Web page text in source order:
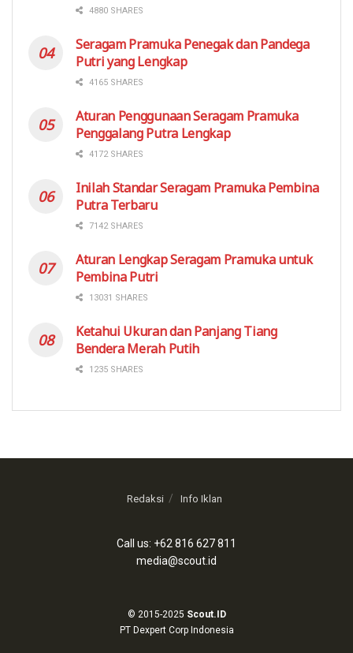
4880 SHARES
Seragam Pramuka Penegak dan Pandega
Putri yang Lengkap
4165 SHARES
Aturan Penggunaan Seragam Pramuka
Penggalang Putra Lengkap
4172 SHARES
Inilah Standar Seragam Pramuka Pembina
Putra Terbaru
7142 SHARES
Aturan Lengkap Seragam Pramuka untuk
Pembina Putri
13031 SHARES
Ketahui Ukuran dan Panjang Tiang
Bendera Merah Putih
1235 SHARES
Redaksi Info Iklan
Call us: +62 816 627 811
media@scout.id
© 2015-2025 Scout.ID
PT Dexpert Corp Indonesia